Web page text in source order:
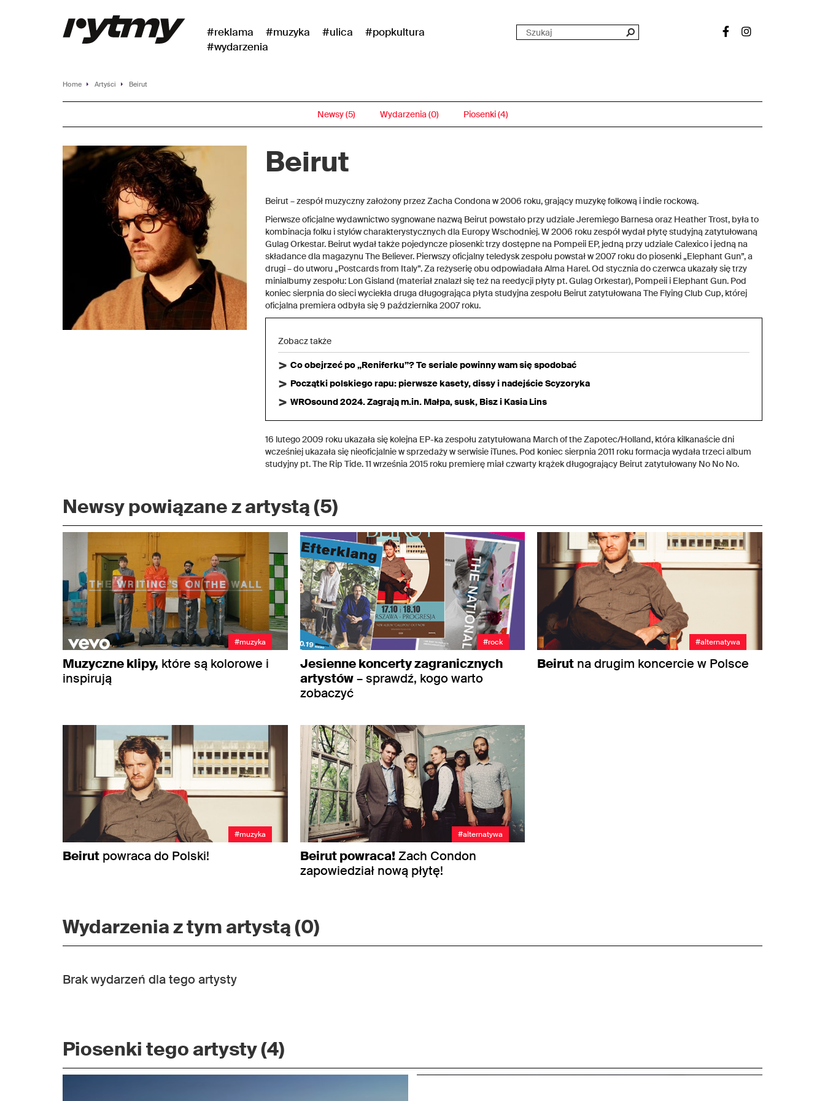
#reklama #muzyka #ulica
#popkultura
#wydarzenia
Home Artyści Beirut
Newsy (5) Wydarzenia (0) Piosenki (4)
Beirut
Beirut – zespół muzyczny założony przez Zacha Condona w 2006 roku, grający muzykę folkową i indie rockową.
Pierwsze oficjalne wydawnictwo sygnowane nazwą Beirut powstało przy udziale Jeremiego Barnesa oraz Heather Trost, była to
kombinacja folku i stylów charakterystycznych dla Europy Wschodniej. W 2006 roku zespół wydał płytę studyjną zatytułowaną
Gulag Orkestar. Beirut wydał także pojedyncze piosenki: trzy dostępne na Pompeii EP, jedną przy udziale Calexico i jedną na
składance dla magazynu The Believer. Pierwszy oficjalny teledysk zespołu powstał w 2007 roku do piosenki „Elephant Gun”, a
drugi – do utworu „Postcards from Italy”. Za reżyserię obu odpowiadała Alma Harel. Od stycznia do czerwca ukazały się trzy
minialbumy zespołu: Lon Gisland (materiał znalazł się też na reedycji płyty pt. Gulag Orkestar), Pompeii i Elephant Gun. Pod
koniec sierpnia do sieci wyciekła druga długogrająca płyta studyjna zespołu Beirut zatytułowana The Flying Club Cup, której
oficjalna premiera odbyła się 9 października 2007 roku.
Zobacz także
Co obejrzeć po „Reniferku”? Te seriale powinny wam się spodobać
Początki polskiego rapu: pierwsze kasety, dissy i nadejście Scyzoryka
WROsound 2024. Zagrają m.in. Małpa, susk, Bisz i Kasia Lins
16 lutego 2009 roku ukazała się kolejna EP-ka zespołu zatytułowana March of the Zapotec/Holland, która kilkanaście dni
wcześniej ukazała się nieoficjalnie w sprzedaży w serwisie iTunes. Pod koniec sierpnia 2011 roku formacja wydała trzeci album
studyjny pt. The Rip Tide. 11 września 2015 roku premierę miał czwarty krążek długogrający Beirut zatytułowany No No No.
Newsy powiązane z artystą (5)
#muzyka
Muzyczne klipy, które są kolorowe i
inspirują
#rock
Jesienne koncerty zagranicznych
artystów– sprawdź, kogo warto
zobaczyć
#alternatywa
Beirut na drugim koncercie w Polsce
#muzyka
Beirut powraca do Polski!
#alternatywa
Beirut powraca!Zach Condon
zapowiedział nową płytę!
Wydarzenia z tym artystą (0)
Brak wydarzeń dla tego artysty
Piosenki tego artysty (4)